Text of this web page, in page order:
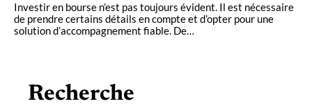
Investir en bourse n’est pas toujours évident. Il est nécessaire
de prendre certains détails en compte et d’opter pour une
solution d’accompagnement fiable. De…
Recherche